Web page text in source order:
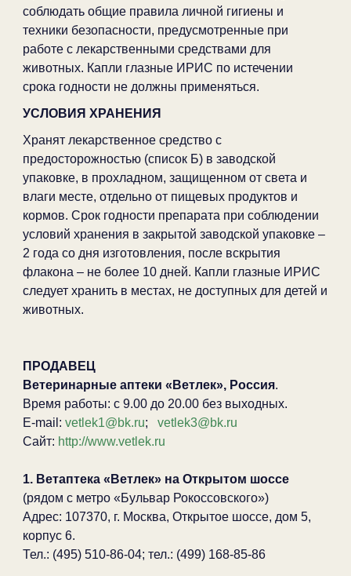
соблюдать общие правила личной гигиены и
техники безопасности, предусмотренные при
работе с лекарственными средствами для
животных. Капли глазные ИРИС по истечении
срока годности не должны применяться.
УСЛОВИЯ ХРАНЕНИЯ
Хранят лекарственное средство с
предосторожностью (список Б) в заводской
упаковке, в прохладном, защищенном от света и
влаги месте, отдельно от пищевых продуктов и
кормов. Срок годности препарата при соблюдении
условий хранения в закрытой заводской упаковке –
2 года со дня изготовления, после вскрытия
флакона – не более 10 дней. Капли глазные ИРИС
следует хранить в местах, не доступных для детей и
животных.
ПРОДАВЕЦ
Ветеринарные аптеки «Ветлек», Россия.
Время работы: с 9.00 до 20.00 без выходных.
E-mail: vetlek1@bk.ru; vetlek3@bk.ru
Сайт: http://www.vetlek.ru
1. Ветаптека «Ветлек» на Открытом шоссе
(рядом с метро «Бульвар Рокоссовского»)
Адрес: 107370, г. Москва, Открытое шоссе, дом 5,
корпус 6.
Тел.: (495) 510-86-04; тел.: (499) 168-85-86